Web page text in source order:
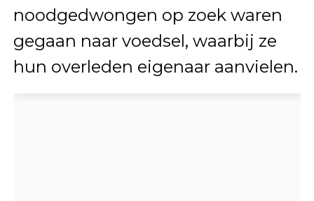
noodgedwongen op zoek waren
gegaan naar voedsel, waarbij ze
hun overleden eigenaar aanvielen.